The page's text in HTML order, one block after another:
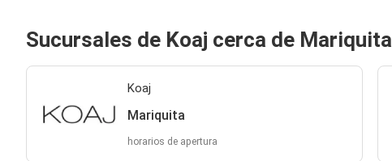
Sucursales de Koaj cerca de Mariquita
Koaj
Mariquita
horarios de apertura